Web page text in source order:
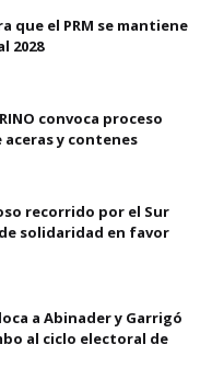
que el PRM se mantiene
2028
convoca proceso
y contenes
recorrido por el Sur
solidaridad en favor
a Abinader y Garrigó
al ciclo electoral de